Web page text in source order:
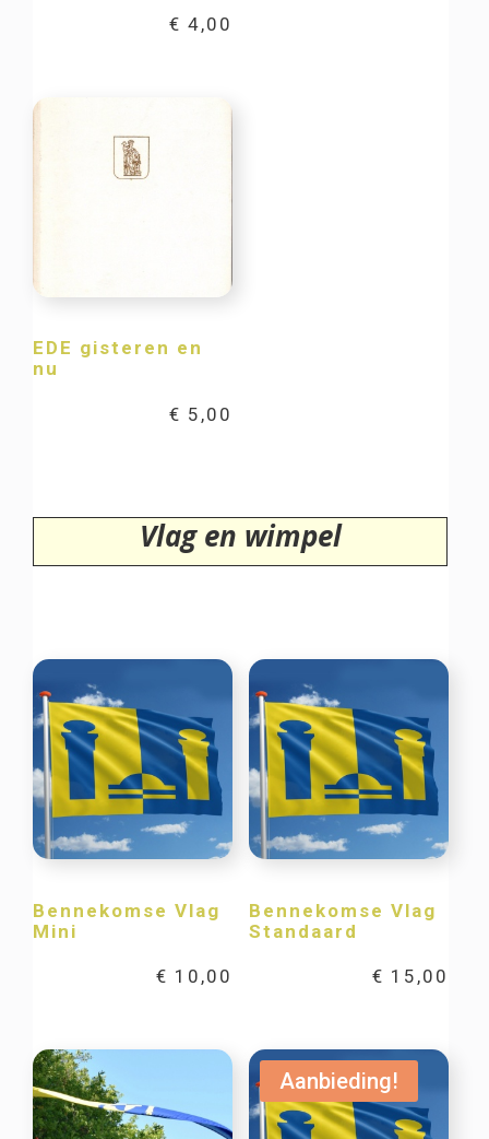
€ 4,00
EDE gisteren en
nu
€ 5,00
Vlag en wimpel
Bennekomse Vlag
Mini
€ 10,00
Bennekomse Vlag
Standaard
€ 15,00
Aanbieding!